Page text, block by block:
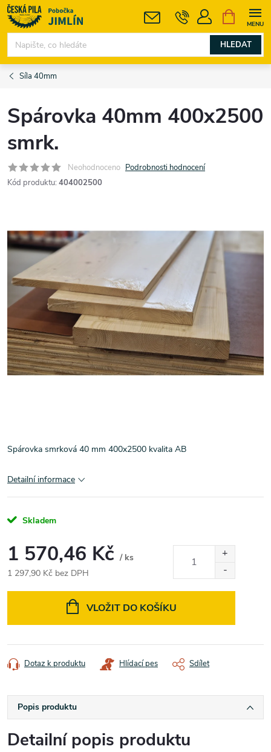
Přejít
na
obsah
HLEDAT
NÁKUPNÍ
KOŠÍK
Síla 40mm
Spárovka 40mm 400x2500
smrk.
Neohodnoceno Podrobnosti hodnocení
Kód produktu: 404002500
Spárovka smrková 40 mm 400x2500 kvalita AB
Detailní informace
Skladem
1 570,46 Kč / ks
1 297,90 Kč bez DPH
VLOŽIT DO KOŠÍKU
Dotaz k produktu Hlídací pes Sdílet
Popis produktu
Detailní popis produktu